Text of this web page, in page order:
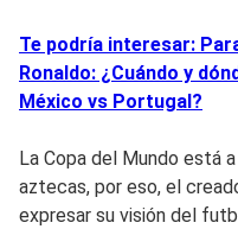
Te podría interesar:
Ronaldo: ¿Cuándo y
México vs Portugal?
La Copa del Mundo está
aztecas, por eso, el
expresar su visión del